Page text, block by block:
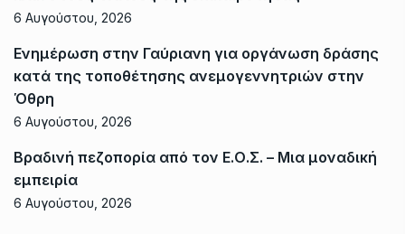
6 Αυγούστου, 2026
Ενημέρωση στην Γαύριανη για οργάνωση δράσης
κατά της τοποθέτησης ανεμογεννητριών στην
Όθρη
6 Αυγούστου, 2026
Βραδινή πεζοπορία από τον Ε.Ο.Σ. – Μια μοναδική
εμπειρία
6 Αυγούστου, 2026